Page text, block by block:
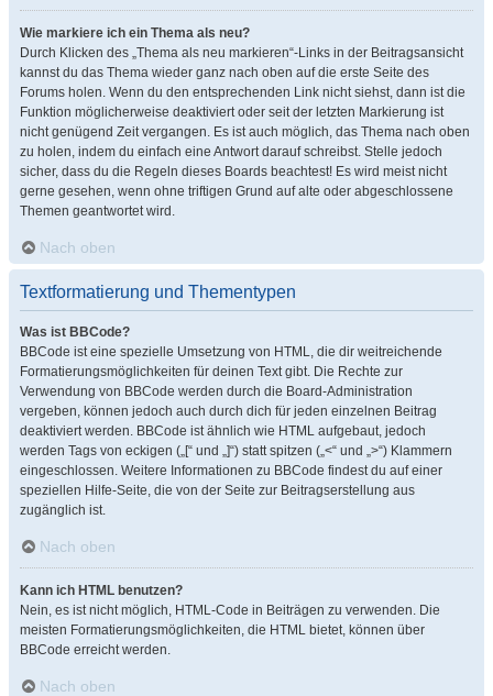
Wie markiere ich ein Thema als neu?
Durch Klicken des „Thema als neu markieren“-Links in der Beitragsansicht
kannst du das Thema wieder ganz nach oben auf die erste Seite des
Forums holen. Wenn du den entsprechenden Link nicht siehst, dann ist die
Funktion möglicherweise deaktiviert oder seit der letzten Markierung ist
nicht genügend Zeit vergangen. Es ist auch möglich, das Thema nach oben
zu holen, indem du einfach eine Antwort darauf schreibst. Stelle jedoch
sicher, dass du die Regeln dieses Boards beachtest! Es wird meist nicht
gerne gesehen, wenn ohne triftigen Grund auf alte oder abgeschlossene
Themen geantwortet wird.
Nach oben
Textformatierung und Thementypen
Was ist BBCode?
BBCode ist eine spezielle Umsetzung von HTML, die dir weitreichende
Formatierungsmöglichkeiten für deinen Text gibt. Die Rechte zur
Verwendung von BBCode werden durch die Board-Administration
vergeben, können jedoch auch durch dich für jeden einzelnen Beitrag
deaktiviert werden. BBCode ist ähnlich wie HTML aufgebaut, jedoch
werden Tags von eckigen („[“ und „]“) statt spitzen („<“ und „>“) Klammern
eingeschlossen. Weitere Informationen zu BBCode findest du auf einer
speziellen Hilfe-Seite, die von der Seite zur Beitragserstellung aus
zugänglich ist.
Nach oben
Kann ich HTML benutzen?
Nein, es ist nicht möglich, HTML-Code in Beiträgen zu verwenden. Die
meisten Formatierungsmöglichkeiten, die HTML bietet, können über
BBCode erreicht werden.
Nach oben